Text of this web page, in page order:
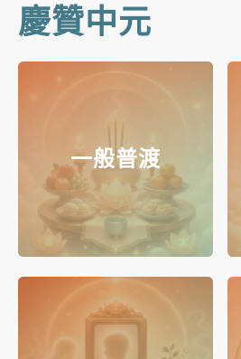
慶贊中元
一般普渡